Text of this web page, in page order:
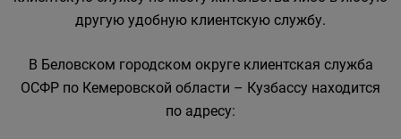
другую удобную клиентскую службу.
В Беловском городском округе клиентская служба
ОСФР по Кемеровской области – Кузбассу находится
по адресу: